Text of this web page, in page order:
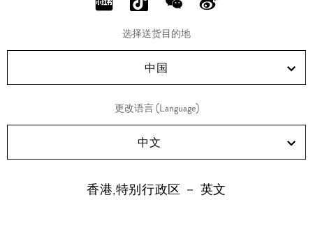
分
RED!
分
享
Douyin!
分
享
WeChat!
分
Weibo!
选择送货目的地
中国
更改语言 (Language)
中文
香港,特别行政区 － 英文